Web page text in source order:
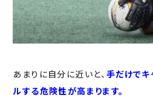
あまりに自分に近いと、 手だけでキ
ルする危険性が高まります。